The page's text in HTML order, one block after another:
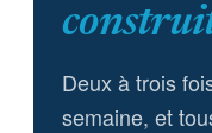
Deux à trois
semaine, et